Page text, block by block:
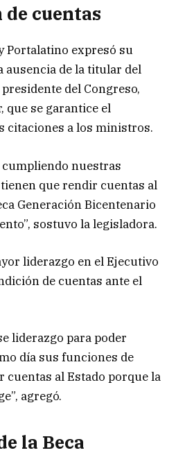
cuentas
Portalatino expresó su
ausencia de la titular del
del Congreso,
que se garantice el
citaciones a los ministros.
nuestras
que rendir cuentas al
Generación Bicentenario
sostuvo la legisladora.
liderazgo en el Ejecutivo
de cuentas ante el
liderazgo para poder
día sus funciones de
cuentas al Estado porque la
agregó.
la Beca